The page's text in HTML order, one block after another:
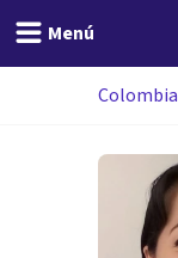
Menú
Colombia